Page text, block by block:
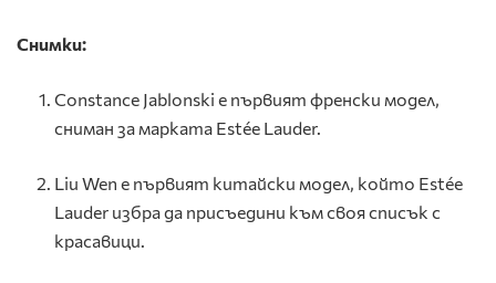
Снимки:
Constance Jablonski е първият френски модел,
сниман за марката Estée Lauder.
Liu Wen е първият китайски модел, който Estée
Lauder избра да присъедини към своя списък с
красавици.